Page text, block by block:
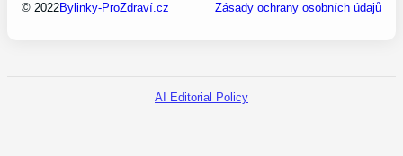
© 2022Bylinky-ProZdraví.cz Zásady ochrany osobních údajů
AI Editorial Policy